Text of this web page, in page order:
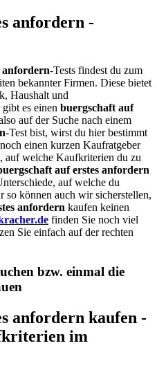
anfordern -
anfordern-Tests findest du zum
bekannter Firmen. Diese bietet
Haushalt und
es einen buergschaft auf
auf der Suche nach einem
-Test bist, wirst du hier bestimmt
einen kurzen Kaufratgeber
auf welche Kaufkriterien du zu
auf erstes anfordern
auf welche du
so können auch wir sicherstellen,
anfordern kaufen keinen
finden Sie noch viel
Sie einfach auf der rechten
bzw. einmal die
anfordern kaufen -
im